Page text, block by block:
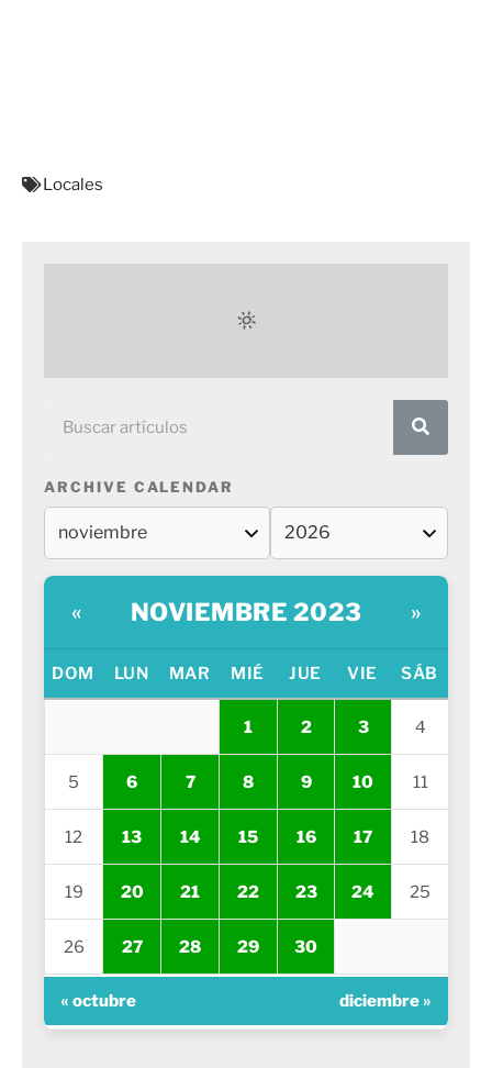
Locales
ARCHIVE CALENDAR
« NOVIEMBRE 2023 »
DOM LUN MAR MIÉ JUE VIE SÁB
1 2 3 4
5 6 7 8 9 10 11
12 13 14 15 16 17 18
19 20 21 22 23 24 25
26 27 28 29 30
« octubre diciembre »